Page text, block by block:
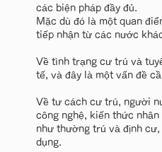
các biện pháp đầy đủ.
Mặc dù đó là một quan
tiếp nhận từ các nước
Về tình trạng cư trú và
tế, và đây là một vấn đề
Về tư cách cư trú, người
công nghệ, kiến thức
như thường trú và định
dụng.